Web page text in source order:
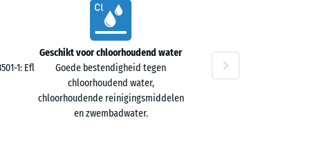
1: Efl
Geschikt voor chloorhoudend water
Goede bestendigheid tegen
chloorhoudend water,
chloorhoudende reinigingsmiddelen
en zwembadwater.